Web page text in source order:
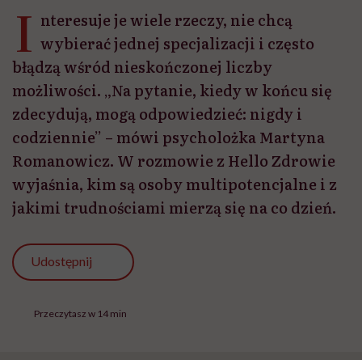
I nteresuje je wiele rzeczy, nie chcą
wybierać jednej specjalizacji i często
błądzą wśród nieskończonej liczby
możliwości. „Na pytanie, kiedy w końcu się
zdecydują, mogą odpowiedzieć: nigdy i
codziennie” – mówi psycholożka Martyna
Romanowicz. W rozmowie z Hello Zdrowie
wyjaśnia, kim są osoby multipotencjalne i z
jakimi trudnościami mierzą się na co dzień.
Udostępnij
Przeczytasz w 14 min